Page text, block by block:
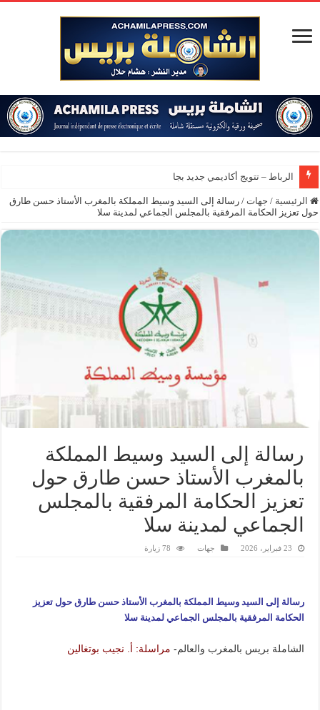
الرباط – تتويج أكاديمي جديد بجامعة محمد
الرئيسية / جهات / رسالة إلى السيد وسيط المملكة بالمغرب الأستاذ حسن طارق
حول تعزيز الحكامة المرفقية بالمجلس الجماعي لمدينة سلا
رسالة إلى السيد وسيط المملكة
بالمغرب الأستاذ حسن طارق حول
تعزيز الحكامة المرفقية بالمجلس
الجماعي لمدينة سلا
23 فبراير، 2026 جهات 78 زيارة
رسالة إلى السيد وسيط المملكة بالمغرب الأستاذ حسن طارق حول تعزيز
الحكامة المرفقية بالمجلس الجماعي لمدينة سلا
الشاملة بريس بالمغرب والعالم- مراسلة: أ. نجيب بوتغالين